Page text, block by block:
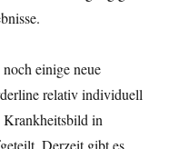
einige neue
relativ individuell
Krankheitsbild in